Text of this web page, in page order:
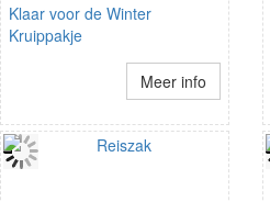
Klaar voor de Winter
Kruippakje
Meer info